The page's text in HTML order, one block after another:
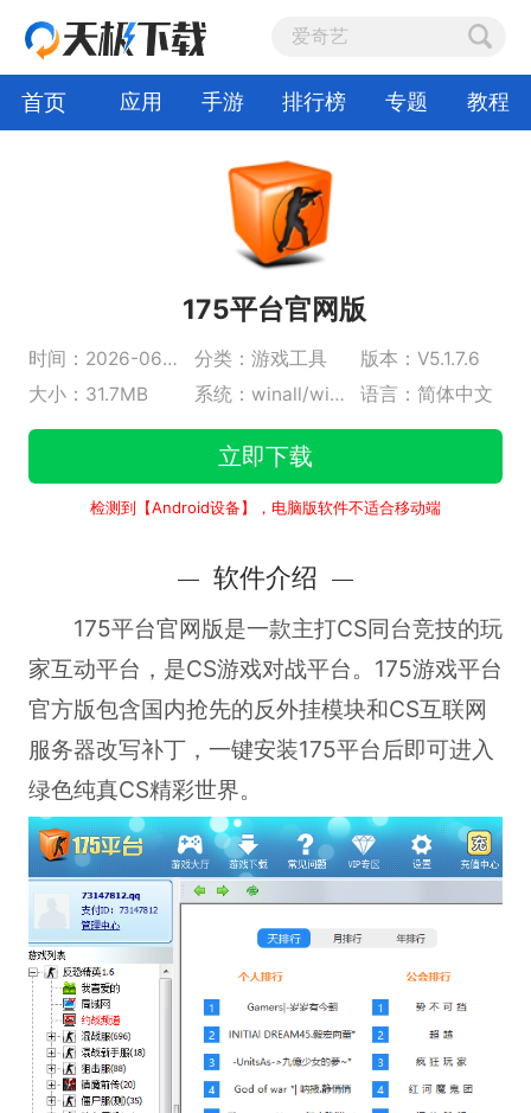
首页 应用 手游 排行榜 专题 教程
175平台官网版
时间：2026-06-11 分类：游戏工具
版本：V5.1.7.6
大小：31.7MB
系统：winall/win7/win10/win11 语言：简体中文
立即下载
检测到【Android设备】，电脑版软件不适合移动端
软件介绍
175平台官网版是一款主打CS同台竞技的玩
家互动平台，是CS游戏对战平台。175游戏平台
官方版包含国内抢先的反外挂模块和CS互联网
服务器改写补丁，一键安装175平台后即可进入
绿色纯真CS精彩世界。